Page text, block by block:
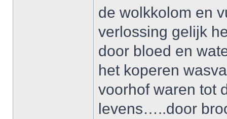
de wolkkolom en
verlossing gelijk
door bloed en
het koperen
voorhof waren tot
levens…..door